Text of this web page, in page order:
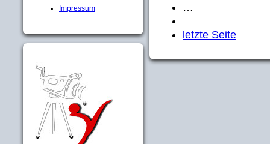
Impressum
…
letzte Seite